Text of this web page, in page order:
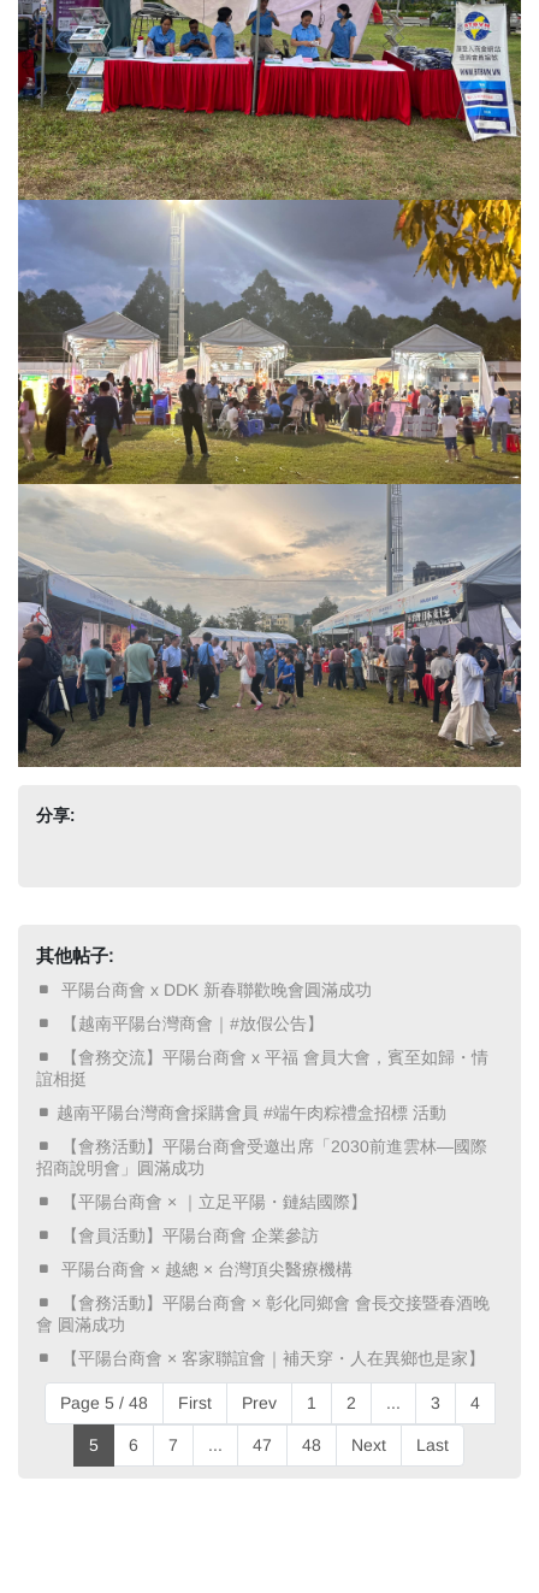
分享:
其他帖子:
​ 平陽台商會 x DDK 新春聯歡晚會圓滿成功 ​
​ 【越南平陽台灣商會｜#放假公告】 ​
​ 【會務交流】平陽台商會 x 平福 會員大會，賓至如歸・情
誼相挺 ​
越南平陽台灣商會採購會員 #端午肉粽禮盒招標 活動
​ 【會務活動】平陽台商會受邀出席「2030前進雲林—國際
招商說明會」圓滿成功 ​
​ 【平陽台商會 × ｜立足平陽・鏈結國際】 ​
​ 【會員活動】平陽台商會 企業參訪 ​
​ 平陽台商會 × 越總 × 台灣頂尖醫療機構 ​
​ 【會務活動】平陽台商會 × 彰化同鄉會 會長交接暨春酒晚
會 圓滿成功 ​
​ 【平陽台商會 × 客家聯誼會｜補天穿・人在異鄉也是家】 ​
Page 5 / 48 First Prev 1 2 ... 3 4
5 6 7 ... 47 48 Next Last